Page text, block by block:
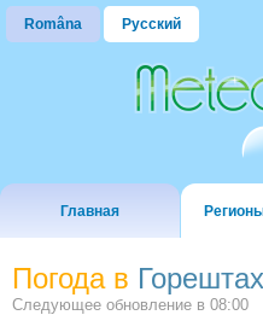
Româna Русский
Главная
Погода в
Следующее обновление в 08:00